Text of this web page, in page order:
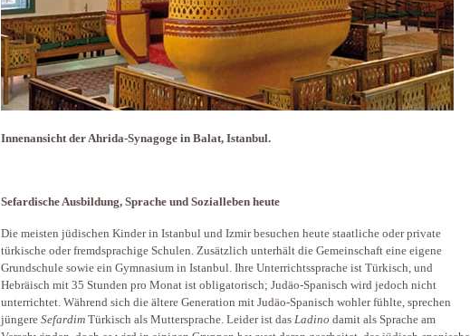
Innenansicht der Ahrida-Synagoge in Balat, Istanbul.
Sefardische Ausbildung, Sprache und Sozialleben heute
Die meisten jüdischen Kinder in Istanbul und Izmir besuchen heute staatliche oder private
türkische oder fremdsprachige Schulen. Zusätzlich unterhält die Gemeinschaft eine eigene
Grundschule sowie ein Gymnasium in Istanbul. Ihre Unterrichtssprache ist Türkisch, und
Hebräisch mit 35 Stunden pro Monat ist obligatorisch; Judäo-Spanisch wird jedoch nicht
unterrichtet. Während sich die ältere Generation mit Judäo-Spanisch wohler fühlte, sprechen
jüngere Sefardim Türkisch als Muttersprache. Leider ist das Ladino damit als Sprache am